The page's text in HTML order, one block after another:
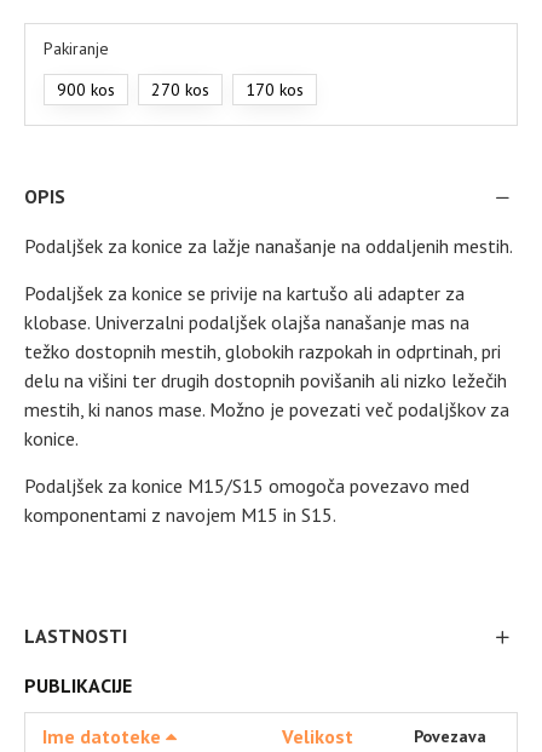
Pakiranje
900 kos
270 kos 170 kos
OPIS
Podaljšek za konice za lažje nanašanje na oddaljenih mestih.
Podaljšek za konice se privije na kartušo ali adapter za
klobase. Univerzalni podaljšek olajša nanašanje mas na
težko dostopnih mestih, globokih razpokah in odprtinah, pri
delu na višini ter drugih dostopnih povišanih ali nizko ležečih
mestih, ki nanos mase. Možno je povezati več podaljškov za
konice.
Podaljšek za konice M15/S15 omogoča povezavo med
komponentami z navojem M15 in S15.
LASTNOSTI
PUBLIKACIJE
Ime datoteke Velikost Povezava